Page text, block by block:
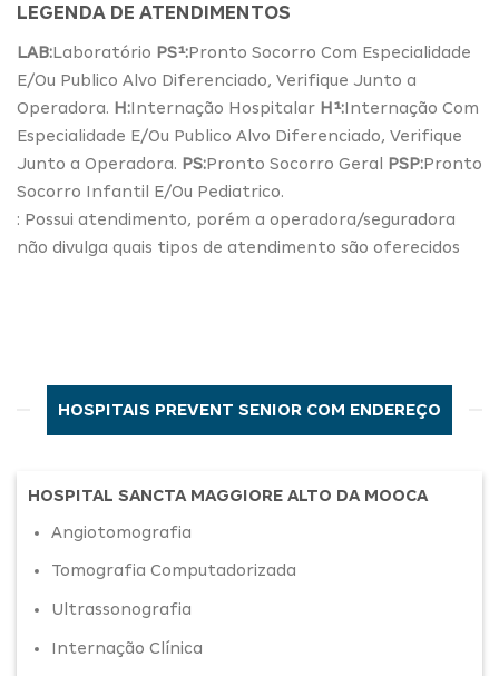
LEGENDA DE ATENDIMENTOS
LAB:Laboratório PS¹:Pronto Socorro Com Especialidade
E/Ou Publico Alvo Diferenciado, Verifique Junto a
Operadora. H:Internação Hospitalar H¹:Internação Com
Especialidade E/Ou Publico Alvo Diferenciado, Verifique
Junto a Operadora. PS:Pronto Socorro Geral PSP:Pronto
Socorro Infantil E/Ou Pediatrico.
: Possui atendimento, porém a operadora/seguradora
não divulga quais tipos de atendimento são oferecidos
HOSPITAIS PREVENT SENIOR COM ENDEREÇO
HOSPITAL SANCTA MAGGIORE ALTO DA MOOCA
Angiotomografia
Tomografia Computadorizada
Ultrassonografia
Internação Clínica